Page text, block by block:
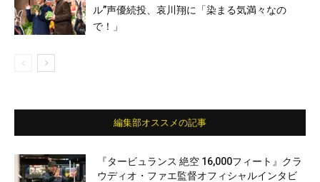
ル”声優続投、哀川翔に「染まる気満々なの
で！」
編集部オススメの記事
『タービュランス 絶空 16,000フィート』クラ
ウディオ・ファエ監督オフィシャルインタビ